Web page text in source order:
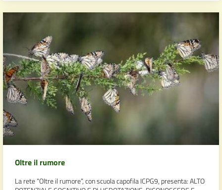
Oltre il rumore
La rete “Oltre il rumore”, con scuola capofila ICPG9, presenta: ALTO